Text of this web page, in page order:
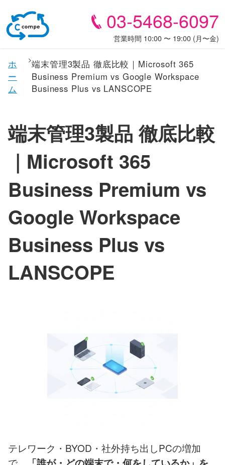
03-5468-6097
営業時間 10:00 〜 19:00 (月〜金)
ホ
ー
ム
端末管理3製品 徹底比較｜Microsoft 365
Business Premium vs Google Workspace
Business Plus vs LANSCOPE
端末管理3製品 徹底比較
｜Microsoft 365
Business Premium vs
Google Workspace
Business Plus vs
LANSCOPE
テレワーク・BYOD・社外持ち出しPCの増加